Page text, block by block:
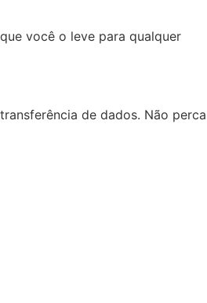
você o leve para qualquer
de dados. Não perca